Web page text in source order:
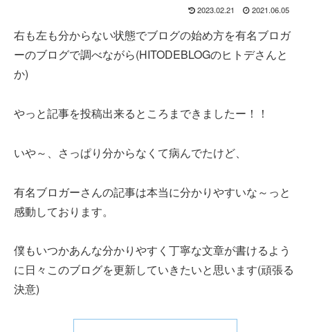
2023.02.21 2021.06.05
右も左も分からない状態でブログの始め方を有名ブロガ
ーのブログで調べながら(HITODEBLOGのヒトデさんと
か)
やっと記事を投稿出来るところまできましたー！！
いや～、さっぱり分からなくて病んでたけど、
有名ブロガーさんの記事は本当に分かりやすいな～っと
感動しております。
僕もいつかあんな分かりやすく丁寧な文章が書けるよう
に日々このブログを更新していきたいと思います(頑張る
決意)